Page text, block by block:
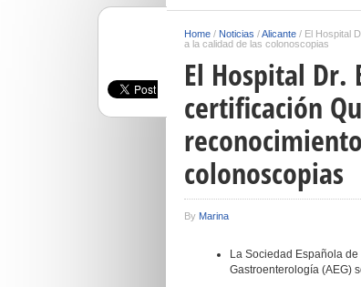
Home / Noticias /Alicante / El Hospital
a la calidad de las colonoscopias
El Hospital
certificación
colonoscopias
By Marina
La Sociedad Española
Gastroenterología (AEG)